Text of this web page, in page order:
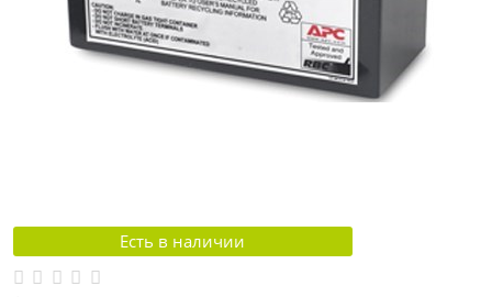
Есть в наличии